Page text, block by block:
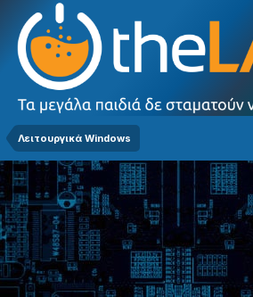
Λειτουργικά Windows